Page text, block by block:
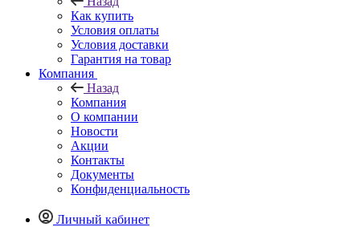
Как купить
Условия оплаты
Условия доставки
Гарантия на товар
Компания
Назад
Компания
О компании
Новости
Акции
Контакты
Документы
Конфиденциальность
Личный кабинет